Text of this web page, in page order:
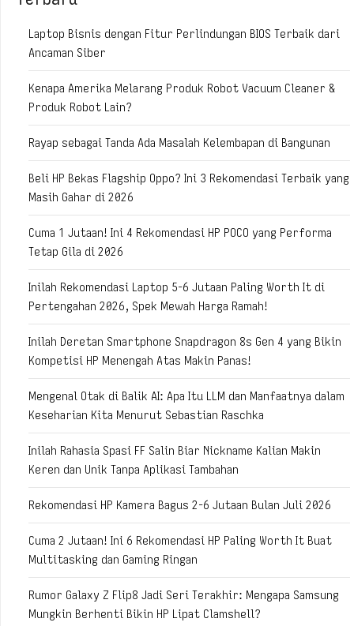
Laptop Bisnis dengan Fitur Perlindungan BIOS Terbaik dari
Ancaman Siber
Kenapa Amerika Melarang Produk Robot Vacuum Cleaner &
Produk Robot Lain?
Rayap sebagai Tanda Ada Masalah Kelembapan di Bangunan
Beli HP Bekas Flagship Oppo? Ini 3 Rekomendasi Terbaik yang
Masih Gahar di 2026
Cuma 1 Jutaan! Ini 4 Rekomendasi HP POCO yang Performa
Tetap Gila di 2026
Inilah Rekomendasi Laptop 5-6 Jutaan Paling Worth It di
Pertengahan 2026, Spek Mewah Harga Ramah!
Inilah Deretan Smartphone Snapdragon 8s Gen 4 yang Bikin
Kompetisi HP Menengah Atas Makin Panas!
Mengenal Otak di Balik AI: Apa Itu LLM dan Manfaatnya dalam
Keseharian Kita Menurut Sebastian Raschka
Inilah Rahasia Spasi FF Salin Biar Nickname Kalian Makin
Keren dan Unik Tanpa Aplikasi Tambahan
Rekomendasi HP Kamera Bagus 2-6 Jutaan Bulan Juli 2026
Cuma 2 Jutaan! Ini 6 Rekomendasi HP Paling Worth It Buat
Multitasking dan Gaming Ringan
Rumor Galaxy Z Flip8 Jadi Seri Terakhir: Mengapa Samsung
Mungkin Berhenti Bikin HP Lipat Clamshell?